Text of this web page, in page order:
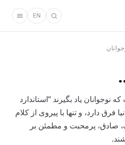
EN
یاد بگیرند “استاندارد
فرق دارد، و تنها با پیروی از کلام
صادق، پرمحبت و مطمئن بر